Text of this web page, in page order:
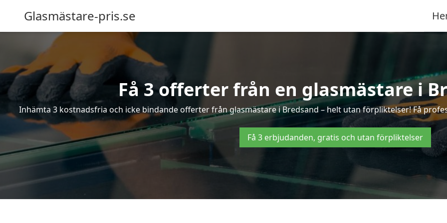
Glasmästare-pris.se
Få 3 offerter från en glasmästare i
Inhämta 3 kostnadsfria och icke bindande offerter från glasmästare i Bredsand – helt utan förpliktelser! Få
Få 3 erbjudanden, gratis och utan förpliktelser